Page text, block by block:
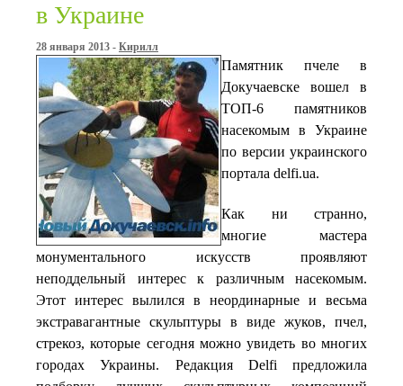
в Украине
28 января 2013 - Кирилл
Памятник пчеле в
Докучаевске вошел в
ТОП-6 памятников
насекомым в Украине
по версии украинского
портала delfi.ua.
Как ни странно,
многие мастера
монументального искусств проявляют
неподдельный интерес к различным насекомым.
Этот интерес вылился в неординарные и весьма
экстравагантные скульптуры в виде жуков, пчел,
стрекоз, которые сегодня можно увидеть во многих
городах Украины. Редакция Delfi предложила